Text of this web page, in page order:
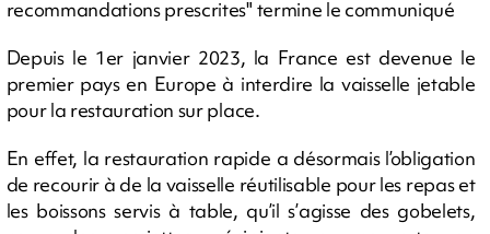
recommandations prescrites" termine le communiqué
Depuis le 1er janvier 2023, la France est devenue le
premier pays en Europe à interdire la vaisselle jetable
pour la restauration sur place.
En effet, la restauration rapide a désormais l’obligation
de recourir à de la vaisselle réutilisable pour les repas et
les boissons servis à table, qu’il s’agisse des gobelets,